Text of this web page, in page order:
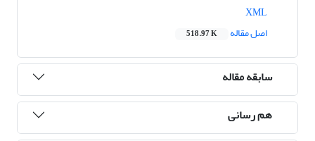
اصل مقاله
518.97 K
سابقه مقاله
هم رسانی